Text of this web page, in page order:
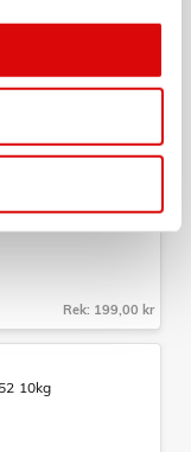
Kitchen scale
Rek: 249,00 kr
Rek: 199,00 kr
10kg